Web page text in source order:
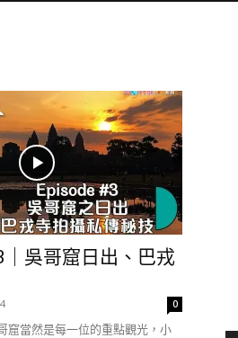
吳哥窟日出、巴戎
0
窟當然是每一位的重點觀光，小